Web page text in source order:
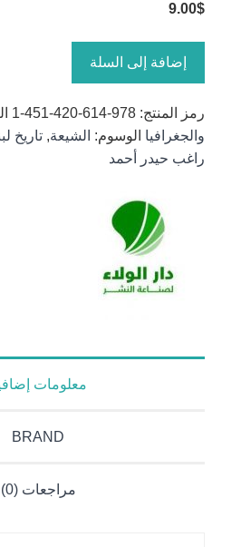
9.00$
إضافة إلى السلة
رمز المنتج: 978-614-420-451-1
والجغرافيا الوسوم: الشيعة, تاريخ
راغب حيدر أحمد
معلومات
BRAND
مراجعات (0)